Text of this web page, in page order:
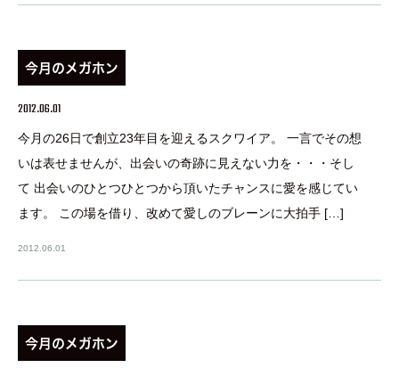
今月のメガホン
2012.06.01
今月の26日で創立23年目を迎えるスクワイア。 一言でその想
いは表せませんが、出会いの奇跡に見えない力を・・・そし
て 出会いのひとつひとつから頂いたチャンスに愛を感じてい
ます。 この場を借り、改めて愛しのブレーンに大拍手 […]
2012.06.01
今月のメガホン